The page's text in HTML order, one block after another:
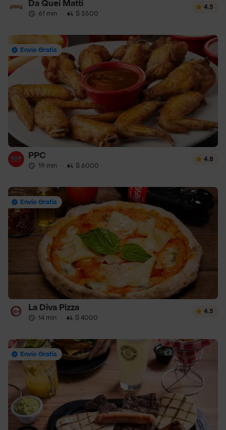
Da Quei Matti
61 min · $ 5500
4.5
Envío Gratis
PPC
19 min · $ 6000
4.8
Envío Gratis
La Diva Pizza
14 min · $ 4000
4.5
Envío Gratis